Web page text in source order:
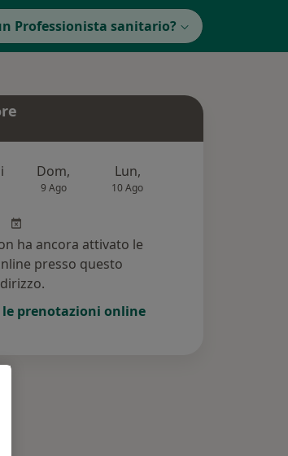
Professionista sanitario?
Dom,
9 Ago
Lun,
10 Ago
ha ancora attivato le
presso questo
prenotazioni online